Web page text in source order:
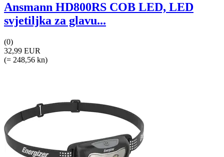
Ansmann HD800RS COB LED, LED
svjetiljka za glavu...
(0)
32,99 EUR
(= 248,56 kn)